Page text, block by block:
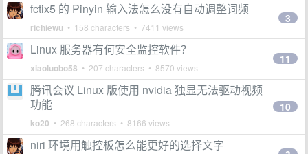
fctix5 的 Pinyin 输入法怎么没有自动调整词频
richiewu • 158 characters • 7411 views
3
Linux 服务器有何安全监控软件？
xiaoluobo58 • 207 characters • 8570 views
11
腾讯会议 Linux 版使用 nvidia 独显无法驱动视频
功能
ko20 • 268 characters • 8166 views
10
niri 环境用触控板怎么能更好的选择文字